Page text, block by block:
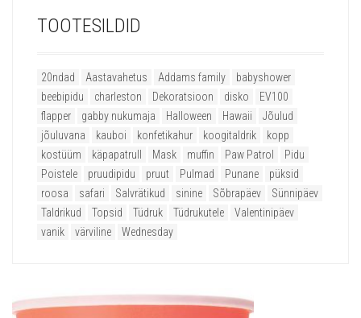
TOOTESILDID
20ndad Aastavahetus Addams family
babyshower
beebipidu
charleston Dekoratsioon disko
EV100
flapper
gabby nukumaja Halloween Hawaii
Jõulud
jõuluvana
kauboi konfetikahur koogitaldrik
kopp
kostüüm
käpapatrull Mask muffin Paw Patrol
Pidu
Poistele
pruudipidu pruut Pulmad Punane
püksid
roosa
safari Salvrätikud sinine Sõbrapäev
Sünnipäev
Taldrikud
Topsid Tüdruk Tüdrukutele
Valentinipäev
vanik
värviline Wednesday